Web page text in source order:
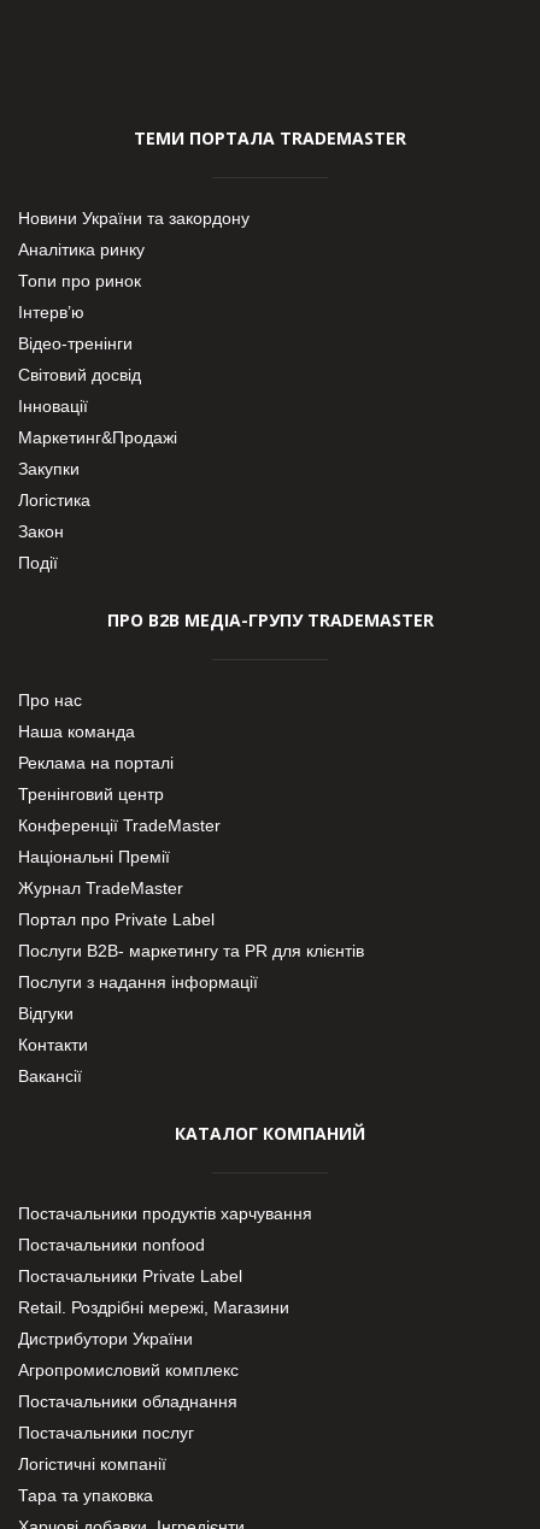
ТЕМИ ПОРТАЛА TRADEMASTER
Новини України та закордону
Аналітика ринку
Топи про ринок
Інтерв’ю
Відео-тренінги
Світовий досвід
Інновації
Маркетинг&Продажі
Закупки
Логістика
Закон
Події
ПРО В2В МЕДІА-ГРУПУ TRADEMASTER
Про нас
Наша команда
Реклама на порталі
Тренінговий центр
Конференції TradeMaster
Національні Премії
Журнал TradeMaster
Портал про Private Label
Послуги В2В- маркетингу та PR для клієнтів
Послуги з надання інформації
Відгуки
Контакти
Вакансії
КАТАЛОГ КОМПАНИЙ
Постачальники продуктів харчування
Постачальники nonfood
Постачальники Private Label
Retail. Роздрібні мережі, Магазини
Дистрибутори України
Агропромисловий комплекс
Постачальники обладнання
Постачальники послуг
Логістичні компанії
Тара та упаковка